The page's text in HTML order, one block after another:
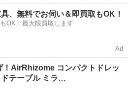
麗な施設で働こう★ 六本木駅直結で
空調完備の快適環境で無理なく働
、無料でお伺い＆即買取もOK！
OK！最大限買取します
Ad
！AirRhizome コンパクトドレッ
テーブル ミラ…